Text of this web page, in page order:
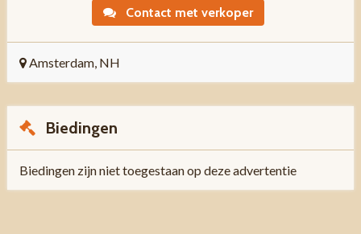
Contact met verkoper
Amsterdam, NH
Biedingen
Biedingen zijn niet toegestaan op deze advertentie